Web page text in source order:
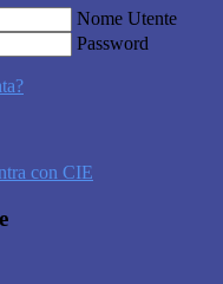
Nome Utente
Password
con CIE